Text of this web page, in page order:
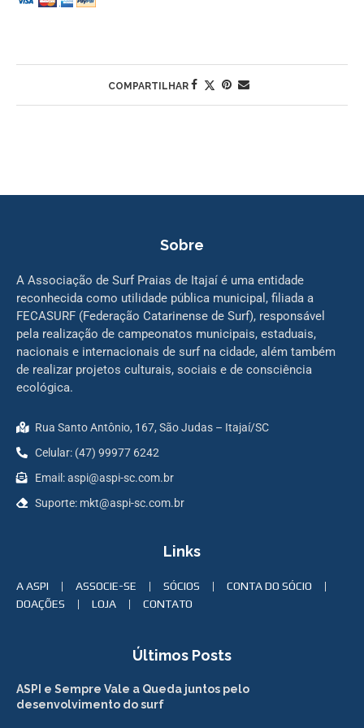
COMPARTILHAR
Sobre
A Associação de Surf Praias de Itajaí é uma entidade
reconhecida como utilidade pública municipal, filiada a
FECASURF (Federação Catarinense de Surf), responsável
pela realização de campeonatos municipais, estaduais,
nacionais e internacionais de surf na cidade, além também
de realizar projetos culturais, sociais e de consciência
ecológica.
Rua Santo Antônio, 167, São Judas – Itajaí/SC
Celular: (47) 99977 6242
Email: aspi@aspi-sc.com.br
Suporte: mkt@aspi-sc.com.br
Links
A ASPI ASSOCIE-SE SÓCIOS
CONTA DO SÓCIO
DOAÇÕES
LOJA CONTATO
Últimos Posts
ASPI e Sempre Vale a Queda juntos pelo
desenvolvimento do surf